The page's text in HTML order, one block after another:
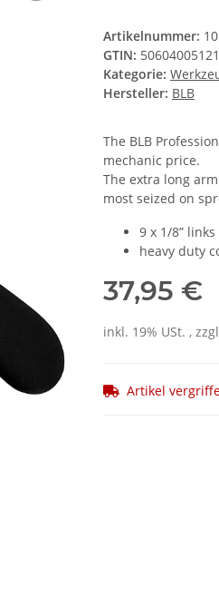
Artikelnummer:
GTIN:
Kategorie:
Hersteller: BLB
The BLB
mechanic price.
The extra long
most seized on
9 x 1/8”
heavy duty
37,95 €
inkl. 19% USt. ,
Artikel